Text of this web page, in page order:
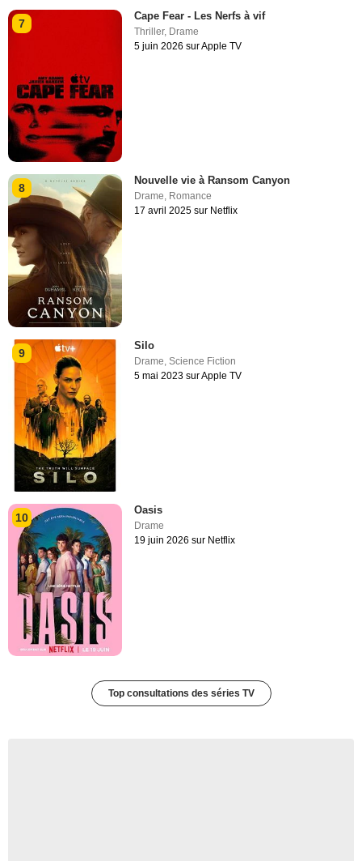
7
Cape Fear - Les Nerfs à vif
Thriller, Drame
5 juin 2026 sur Apple TV
8
Nouvelle vie à Ransom Canyon
Drame, Romance
17 avril 2025 sur Netflix
9
Silo
Drame ,Science Fiction
5 mai 2023 sur Apple TV
10
Oasis
Drame
19 juin 2026 sur Netflix
Top consultations des séries TV